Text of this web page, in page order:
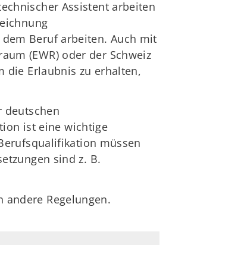
Assistent arbeiten
Beruf arbeiten. Auch mit
(EWR) oder der Schweiz
die Erlaubnis zu erhalten,
deutschen
ist eine wichtige
müssen
sind z. B.
Regelungen.